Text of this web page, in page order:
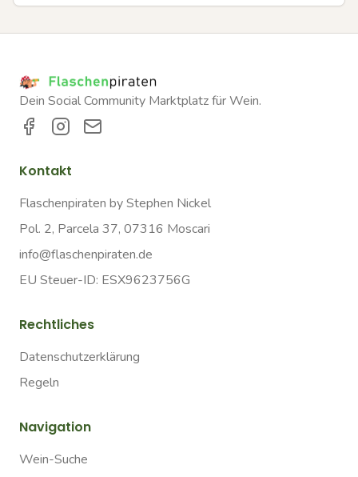
Dein Social Community Marktplatz für Wein.
Kontakt
Flaschenpiraten by Stephen Nickel
Pol. 2, Parcela 37, 07316 Moscari
info@flaschenpiraten.de
EU Steuer-ID: ESX9623756G
Rechtliches
Datenschutzerklärung
Regeln
Navigation
Wein-Suche